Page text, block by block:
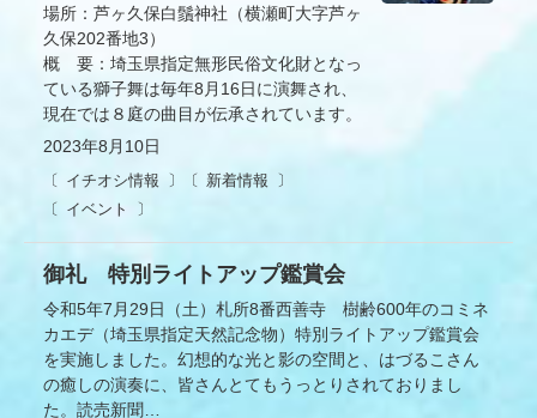
2023年8月10日
イチオシ情報
新着情報
イベント
場所：芦ヶ久保白鬚神社（横瀬町大字芦ヶ
久保202番地3）
概 要：埼玉県指定無形民俗文化財となっ
ている獅子舞は毎年8月16日に演舞され、
現在では８庭の曲目が伝承されています。
御礼 特別ライトアップ鑑賞会
令和5年7月29日（土）札所8番西善寺 樹齢600年のコミネ
カエデ（埼玉県指定天然記念物）特別ライトアップ鑑賞会
を実施しました。幻想的な光と影の空間と、はづるこさん
の癒しの演奏に、皆さんとてもうっとりされておりまし
た。読売新聞…